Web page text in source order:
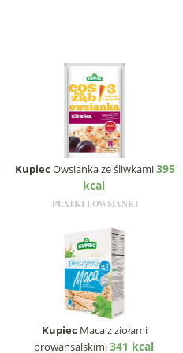
Kupiec Owsianka ze śliwkami395
kcal
PŁATKI I OWSIANKI
Kupiec Maca z ziołami
prowansalskimi341 kcal